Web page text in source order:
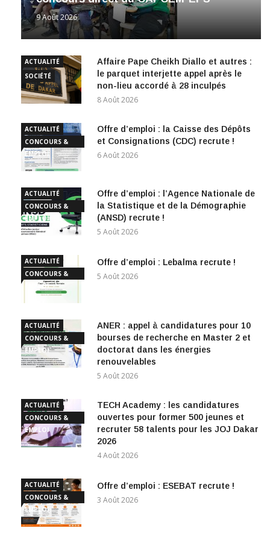
9 Août 2026
ACTUALITÉ
SOCIÉTÉ
Affaire Pape Cheikh Diallo et autres :
le parquet interjette appel après le
non-lieu accordé à 28 inculpés
8 Août 2026
ACTUALITÉ
CONCOURS &
EMPLOI
Offre d’emploi : la Caisse des Dépôts
et Consignations (CDC) recrute !
6 Août 2026
ACTUALITÉ
CONCOURS &
EMPLOI
Offre d’emploi : l’Agence Nationale de
la Statistique et de la Démographie
(ANSD) recrute !
5 Août 2026
ACTUALITÉ
CONCOURS &
EMPLOI
Offre d’emploi : Lebalma recrute !
5 Août 2026
ACTUALITÉ
CONCOURS &
EMPLOI
ANER : appel à candidatures pour 10
bourses de recherche en Master 2 et
doctorat dans les énergies
renouvelables
5 Août 2026
ACTUALITÉ
CONCOURS &
EMPLOI
TECH Academy : les candidatures
ouvertes pour former 500 jeunes et
recruter 58 talents pour les JOJ Dakar
2026
4 Août 2026
ACTUALITÉ
CONCOURS &
EMPLOI
Offre d’emploi : ESEBAT recrute !
3 Août 2026